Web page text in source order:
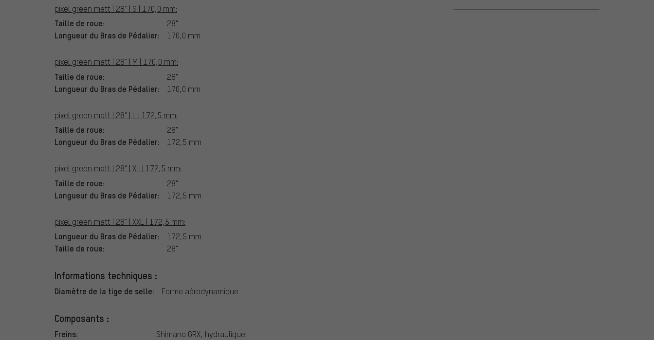
pixel green matt | 28" | S | 170,0 mm:
Taille de roue: 28"
Longueur du Bras de Pédalier: 170,0 mm
pixel green matt | 28" | M | 170,0 mm:
Taille de roue: 28"
Longueur du Bras de Pédalier: 170,0 mm
pixel green matt | 28" | L | 172,5 mm:
Taille de roue: 28"
Longueur du Bras de Pédalier: 172,5 mm
pixel green matt | 28" | XL | 172,5 mm:
Taille de roue: 28"
Longueur du Bras de Pédalier: 172,5 mm
pixel green matt | 28" | XXL | 172,5 mm:
Longueur du Bras de Pédalier: 172,5 mm
Taille de roue: 28"
Informations techniques :
Diamètre de la tige de selle: Forme aérodynamique
Composants :
Freins: Shimano GRX, hydraulique